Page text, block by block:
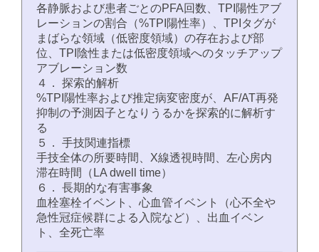
各静脈および患者ごとのPFA回数、TPI陽性アブ
レーションの割合（%TPI陽性率）、TPIタグが
まばらな領域（低密度領域）の存在および部
位、TPI陰性または低密度領域へのタッチアップ
アブレーション数
４． 探索的解析
%TPI陽性率および推定病変密度が、AF/AT再発
抑制の予測因子となりうるかを探索的に解析す
る
５． 手技関連指標
手技全体の所要時間、X線透視時間、左心房内
滞在時間（LA dwell time）
６． 長期的な有害事象
血栓塞栓イベント、心血管イベント（心不全や
急性冠症候群による入院など）、出血イベン
ト、全死亡率